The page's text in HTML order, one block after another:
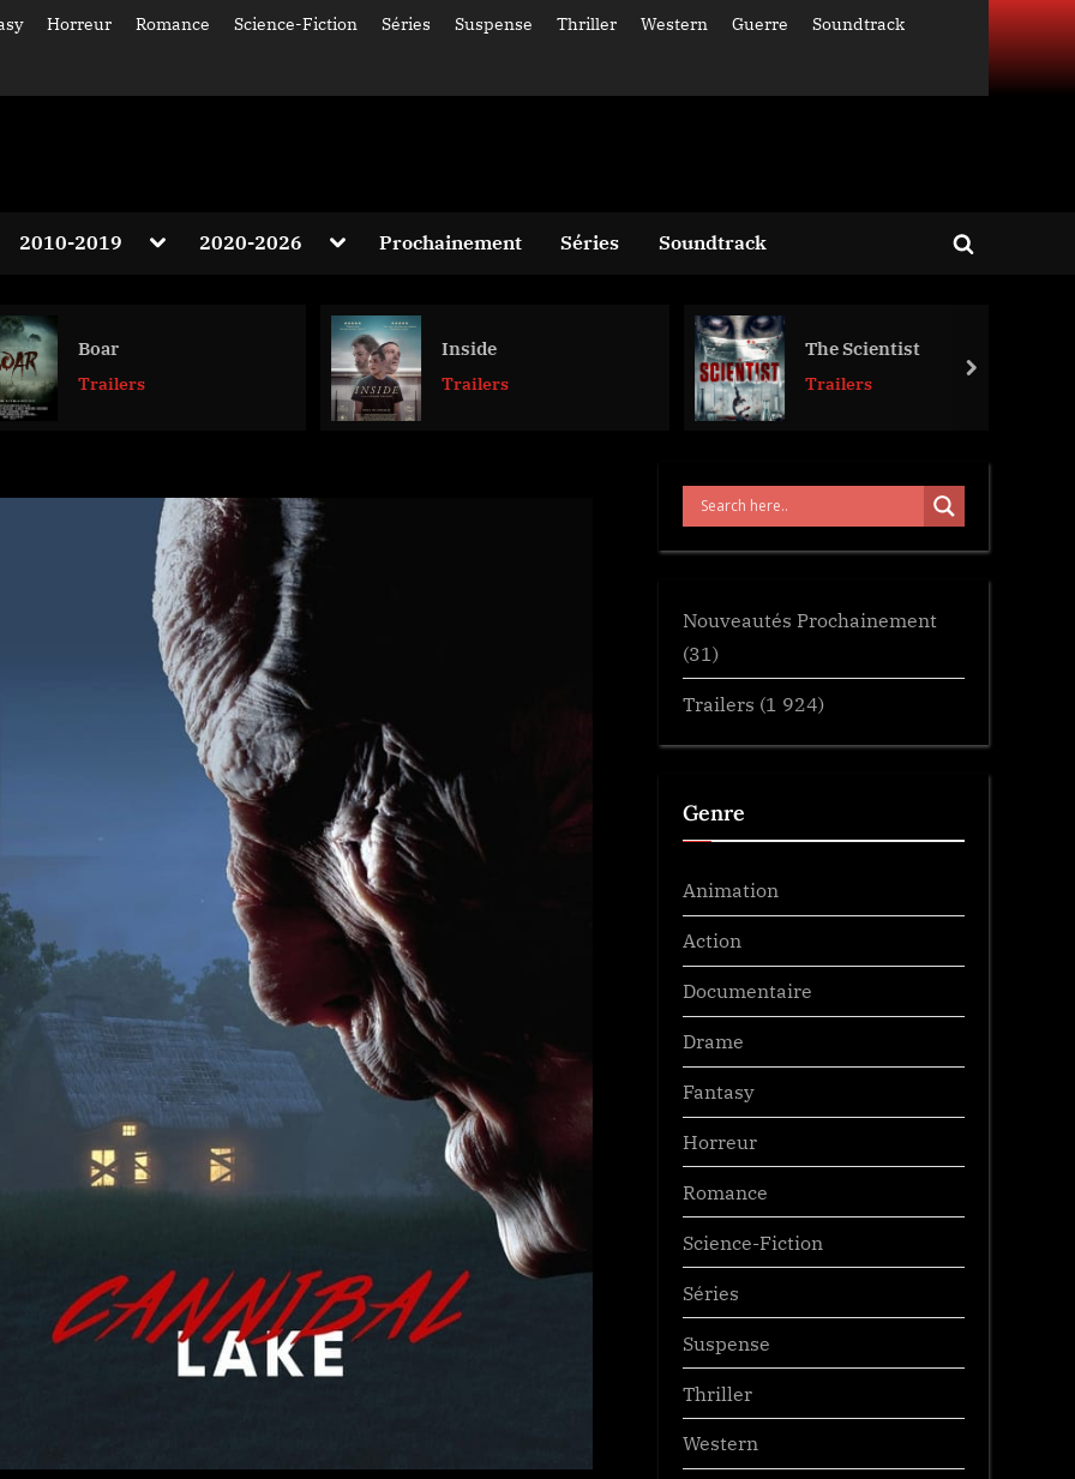
Horreur Romance Science-Fiction Séries Suspense Thriller Western Guerre Soundtrack
sub-
menu
2010-2019 Toggle2020-2026 ToggleProchainement Séries Soundtrack
Toggle
Boar
Trailers
Inside
Trailers
The Scientist
Trailers next
Nouveautés Prochainement
(31)
Trailers (1 924)
Genre
Animation
Action
Documentaire
Drame
Fantasy
Horreur
Romance
Science-Fiction
Séries
Suspense
Thriller
Western